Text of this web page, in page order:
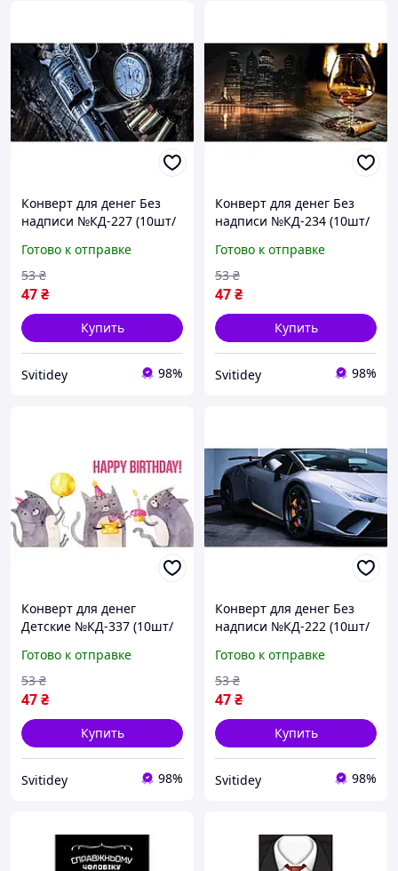
Конверт для денег Без
надписи №КД-227 (10шт/
Готово к отправке
47₴
53 ₴
Купить
Svitidey 98%
Конверт для денег Без
надписи №КД-234 (10шт/
Готово к отправке
47₴
53 ₴
Купить
Svitidey 98%
Конверт для денег
Детские №КД-337 (10шт/
Готово к отправке
47₴
53 ₴
Купить
Svitidey 98%
Конверт для денег Без
надписи №КД-222 (10шт/
Готово к отправке
47₴
53 ₴
Купить
Svitidey 98%